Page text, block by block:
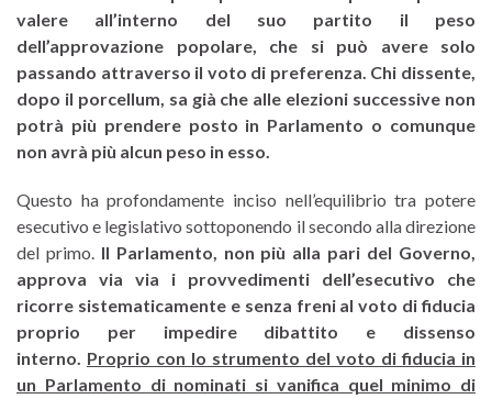
valere all’interno del suo partito il peso
dell’approvazione popolare, che si può avere solo
passando attraverso il voto di preferenza. Chi dissente,
dopo il porcellum, sa già che alle elezioni successive non
potrà più prendere posto in Parlamento o comunque
non avrà più alcun peso in esso.
Questo ha profondamente inciso nell’equilibrio tra potere
esecutivo e legislativo sottoponendo il secondo alla direzione
del primo. Il Parlamento, non più alla pari del Governo,
approva via via i provvedimenti dell’esecutivo che
ricorre sistematicamente e senza freni al voto di fiducia
proprio per impedire dibattito e dissenso
interno. Proprio con lo strumento del voto di fiducia in
un Parlamento di nominati si vanifica quel minimo di